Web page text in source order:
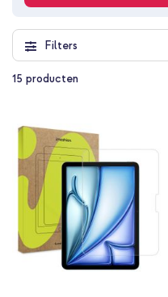
Filters
15 producten